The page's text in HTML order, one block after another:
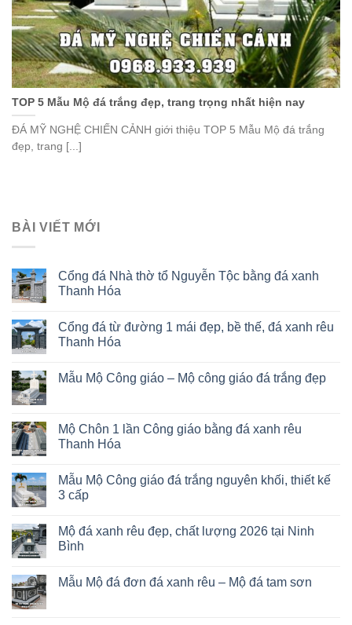
TOP 5 Mẫu Mộ đá trắng đẹp, trang trọng nhất hiện nay
ĐÁ MỸ NGHỆ CHIẾN CẢNH giới thiệu TOP 5 Mẫu Mộ đá trắng
đẹp, trang [...]
BÀI VIẾT MỚI
Cổng đá Nhà thờ tổ Nguyễn Tộc bằng đá xanh
Thanh Hóa
Cổng đá từ đường 1 mái đẹp, bề thế, đá xanh rêu
Thanh Hóa
Mẫu Mộ Công giáo – Mộ công giáo đá trắng đẹp
Mộ Chôn 1 lần Công giáo bằng đá xanh rêu
Thanh Hóa
Mẫu Mộ Công giáo đá trắng nguyên khối, thiết kế
3 cấp
Mộ đá xanh rêu đẹp, chất lượng 2026 tại Ninh
Bình
Mẫu Mộ đá đơn đá xanh rêu – Mộ đá tam sơn